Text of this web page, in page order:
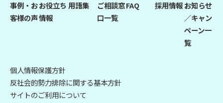
事例・お
客様の声
お役立ち
情報
用語集
ご相談窓
口一覧
FAQ 採用情報お知らせ
／キャン
ペーン一
覧
個人情報保護方針
反社会的勢力排除に関する基本方針
サイトのご利用について